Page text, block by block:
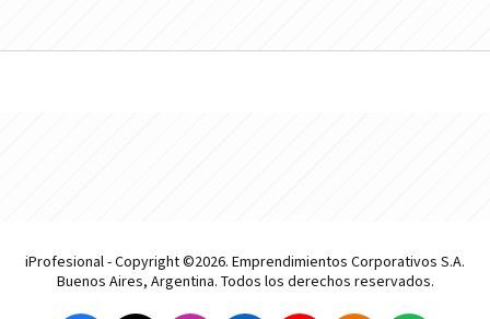
iProfesional - Copyright ©2026. Emprendimientos Corporativos S.A.
Buenos Aires, Argentina. Todos los derechos reservados.